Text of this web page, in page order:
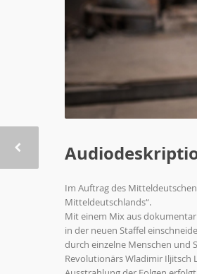
Im Auftrag des
Mitteldeutschlands“.
Mit einem Mix aus
in der neuen Staffel
durch einzelne Menschen und
Revolutionärs Wladimir Iljitsch